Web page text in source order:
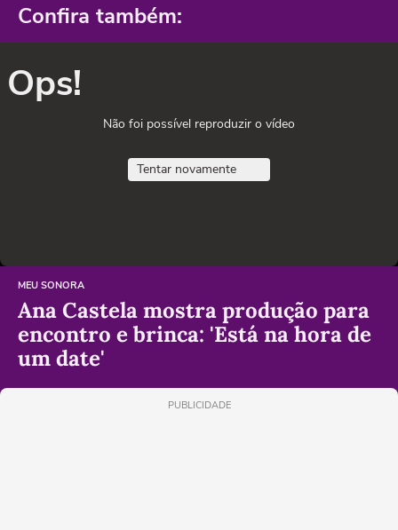
Confira também:
Ops!
Não foi possível reproduzir o vídeo
Tentar novamente
MEU SONORA
Ana Castela mostra produção para
encontro e brinca: 'Está na hora de
um date'
PUBLICIDADE